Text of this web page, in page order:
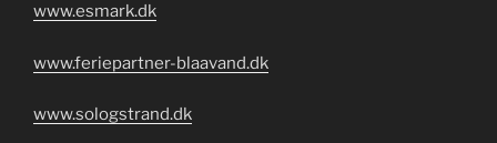
www.esmark.dk
www.feriepartner-blaavand.dk
www.sologstrand.dk